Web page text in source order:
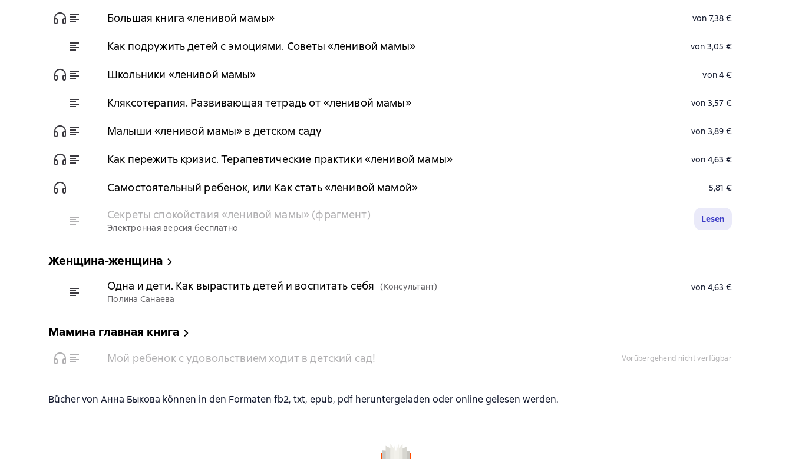
Большая книга «ленивой мамы» von 7,38 €
Как подружить детей с эмоциями. Советы «ленивой мамы» von 3,05 €
Школьники «ленивой мамы» von 4 €
Кляксотерапия. Развивающая тетрадь от «ленивой мамы» von 3,57 €
Малыши «ленивой мамы» в детском саду von 3,89 €
Как пережить кризис. Терапевтические практики «ленивой мамы» von 4,63 €
Самостоятельный ребенок, или Как стать «ленивой мамой» 5,81 €
Секреты спокойствия «ленивой мамы» (фрагмент)
Электронная версия бесплатно
Lesen
Женщина-женщина
Одна и дети. Как вырастить детей и воспитать себя
(Консультант)
Полина Санаева
von 4,63 €
Мамина главная книга
Мой ребенок с удовольствием ходит в детский сад! vorübergehend nicht verfügbar
Bücher von Анна Быкова können in den Formaten fb2, txt, epub, pdf heruntergeladen oder online gelesen werden.